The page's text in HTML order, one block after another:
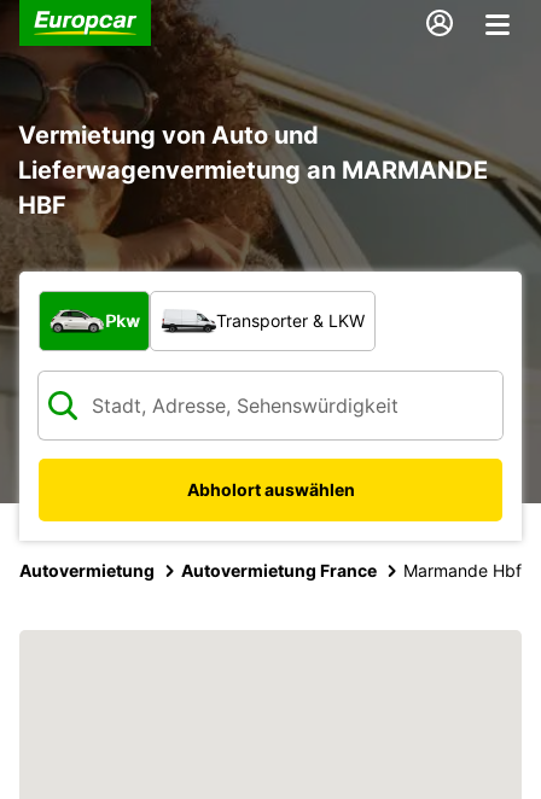
Vermietung von Auto und
Lieferwagenvermietung an MARMANDE
HBF
Welche Art von Fahrzeug?
Pkw Transporter & LKW
Abholort auswählen
Autovermietung Autovermietung France Marmande Hbf